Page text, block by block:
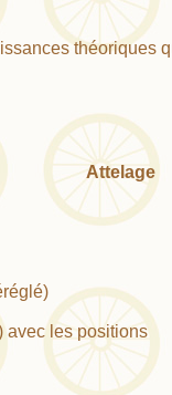
théoriques
Attelage
avec les positions